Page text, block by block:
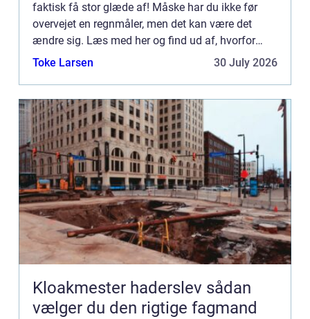
faktisk få stor glæde af! Måske har du ikke før
overvejet en regnmåler, men det kan være det
ændre sig. Læs med her og find ud af, hvorfor
regnmålere kan være super effektive at have i
Toke Larsen 30 July 2026
Kloakmester haderslev sådan
vælger du den rigtige fagmand